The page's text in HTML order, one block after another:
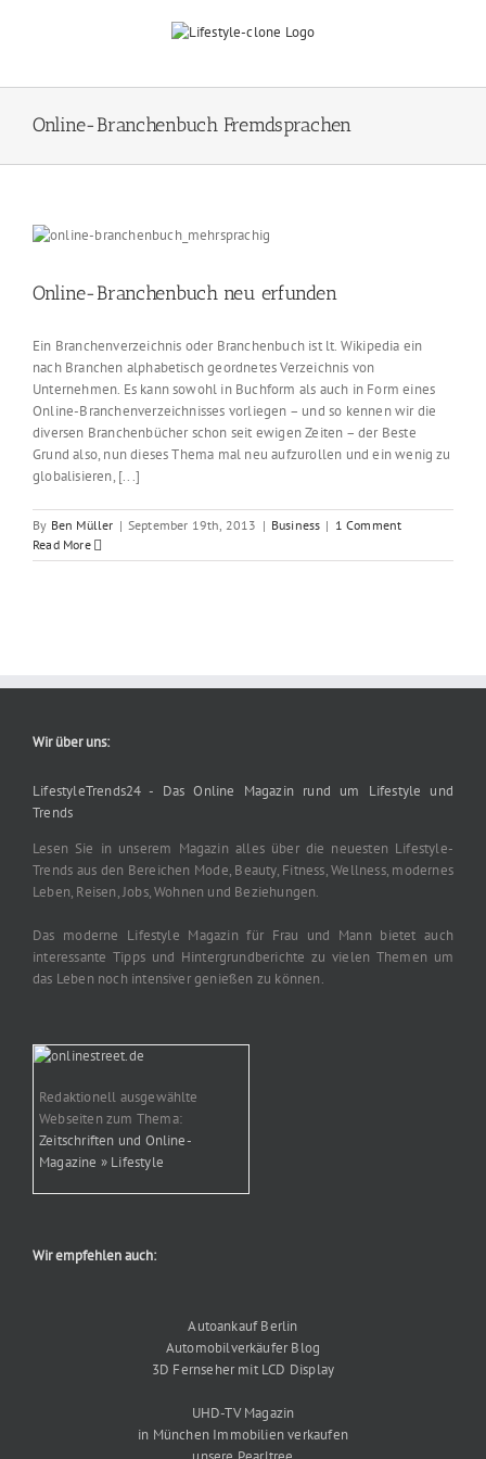
Online-Branchenbuch Fremdsprachen
Online-Branchenbuch neu erfunden
Ein Branchenverzeichnis oder Branchenbuch ist lt. Wikipedia ein
nach Branchen alphabetisch geordnetes Verzeichnis von
Unternehmen. Es kann sowohl in Buchform als auch in Form eines
Online-Branchenverzeichnisses vorliegen – und so kennen wir die
diversen Branchenbücher schon seit ewigen Zeiten – der Beste
Grund also, nun dieses Thema mal neu aufzurollen und ein wenig zu
globalisieren, [...]
By Ben Müller | September 19th, 2013 | Business | 1 Comment
Read More
Wir über uns:
LifestyleTrends24 - Das Online Magazin rund um Lifestyle und
Trends
Lesen Sie in unserem Magazin alles über die neuesten Lifestyle-
Trends aus den Bereichen Mode, Beauty, Fitness, Wellness, modernes
Leben, Reisen, Jobs, Wohnen und Beziehungen.
Das moderne Lifestyle Magazin für Frau und Mann bietet auch
interessante Tipps und Hintergrundberichte zu vielen Themen um
das Leben noch intensiver genießen zu können.
Redaktionell ausgewählte
Webseiten zum Thema:
Zeitschriften und Online-
Magazine » Lifestyle
Wir empfehlen auch:
Autoankauf Berlin
Automobilverkäufer Blog
3D Fernseher mit LCD Display
UHD-TV Magazin
in München Immobilien verkaufen